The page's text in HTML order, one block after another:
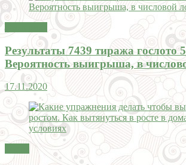
Результаты 7439 тиража гослото
Вероятность выигрыша, в
17.11.2020